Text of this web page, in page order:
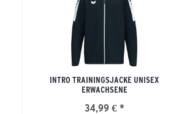
INTRO TRAININGSJACKE UNISEX
ERWACHSENE
34,99 € *